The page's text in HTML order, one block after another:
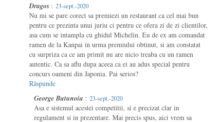
Dragos : 23-sept.-2020
Nu mi se pare corect sa premiezi un restaurant ca cel mai bun
pentru ce prezinta unui juriu ci pentru ce ofera zi de zi clientilor,
asa cum se intampla cu ghidul Michelin. Eu de ex am comandat
ramen de la Kanpai in urma premiului obtinut, si am constatat
cu surpriza ca ce am primit nu are nicio treaba cu un ramen
autentic. Ca sa aflu dupa aceea ca ei au adus special pentru
concurs oameni din Japonia. Pai serios?
Răspunde
George Butunoiu : 23-sept.-2020
Asa e sistemul acestei competitii, si e precizat clar in
regulament si in prezentare. Mai precis spus, aici vrem sa